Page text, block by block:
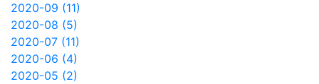
2020-09 (11)
2020-08 (5)
2020-07 (11)
2020-06 (4)
2020-05 (2)